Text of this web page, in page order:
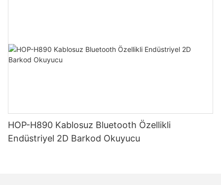
HOP-H890 Kablosuz Bluetooth Özellikli
Endüstriyel 2D Barkod Okuyucu